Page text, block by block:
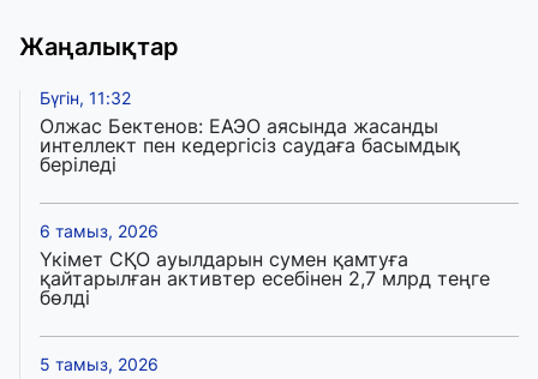
Жаңалықтар
Бүгін, 11:32
Олжас Бектенов: ЕАЭО аясында жасанды
интеллект пен кедергісіз саудаға басымдық
беріледі
6 тамыз, 2026
Үкімет СҚО ауылдарын сумен қамтуға
қайтарылған активтер есебінен 2,7 млрд теңге
бөлді
5 тамыз, 2026